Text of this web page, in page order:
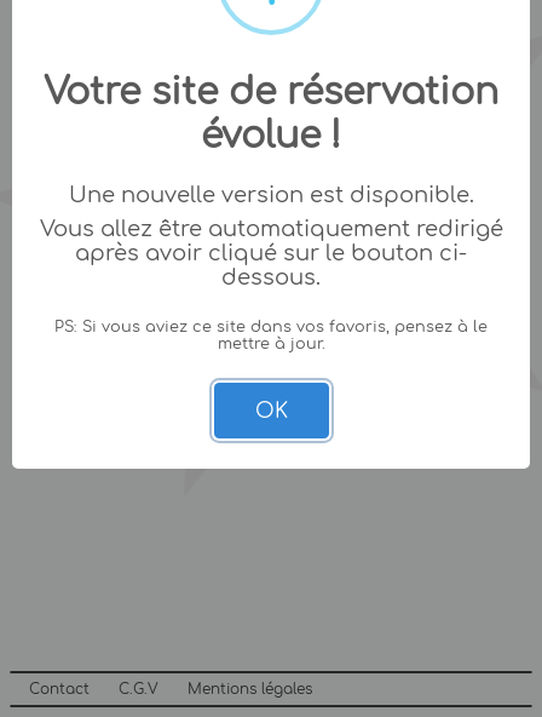
Contact C.G.V Mentions légales
Votre site de réservation
évolue !
Une nouvelle version est disponible.
Vous allez être automatiquement redirigé
après avoir cliqué sur le bouton ci-
dessous.
PS: Si vous aviez ce site dans vos favoris, pensez à le
mettre à jour.
OK